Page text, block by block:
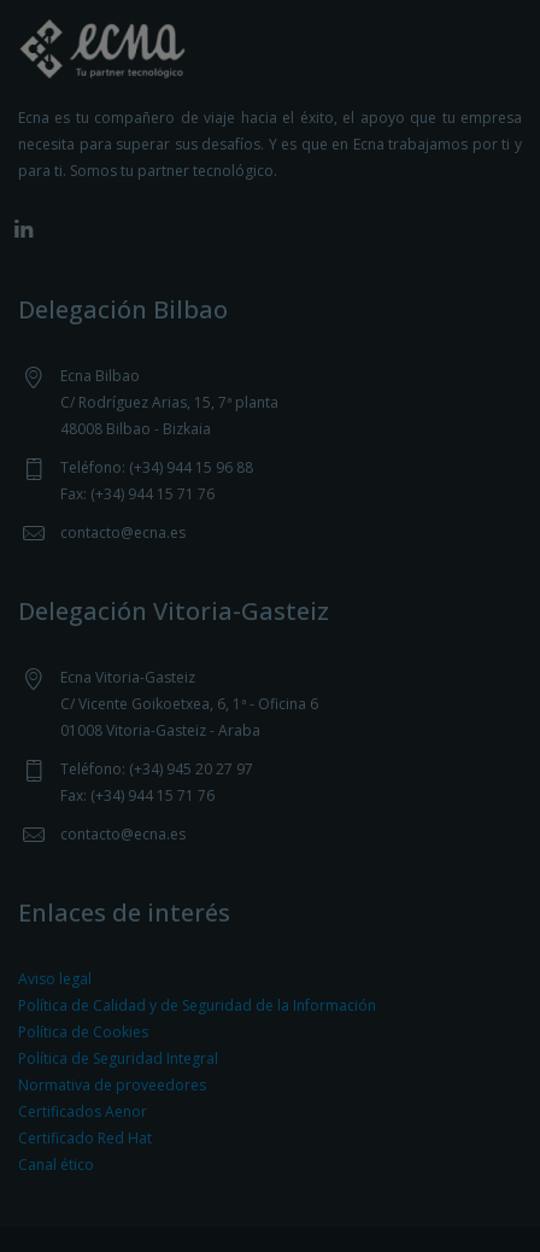
Ecna es tu compañero de viaje hacia el éxito, el apoyo que tu empresa
necesita para superar sus desafíos. Y es que en Ecna trabajamos por ti y
para ti. Somos tu partner tecnológico.
Delegación Bilbao
Ecna Bilbao
C/ Rodríguez Arias, 15, 7ª planta
48008 Bilbao - Bizkaia
Teléfono: (+34) 944 15 96 88
Fax: (+34) 944 15 71 76
contacto@ecna.es
Delegación Vitoria-Gasteiz
Ecna Vitoria-Gasteiz
C/ Vicente Goikoetxea, 6, 1ª - Oficina 6
01008 Vitoria-Gasteiz - Araba
Teléfono: (+34) 945 20 27 97
Fax: (+34) 944 15 71 76
contacto@ecna.es
Enlaces de interés
Aviso legal
Política de Calidad y de Seguridad de la Información
Política de Cookies
Política de Seguridad Integral
Normativa de proveedores
Certificados Aenor
Certificado Red Hat
Canal ético